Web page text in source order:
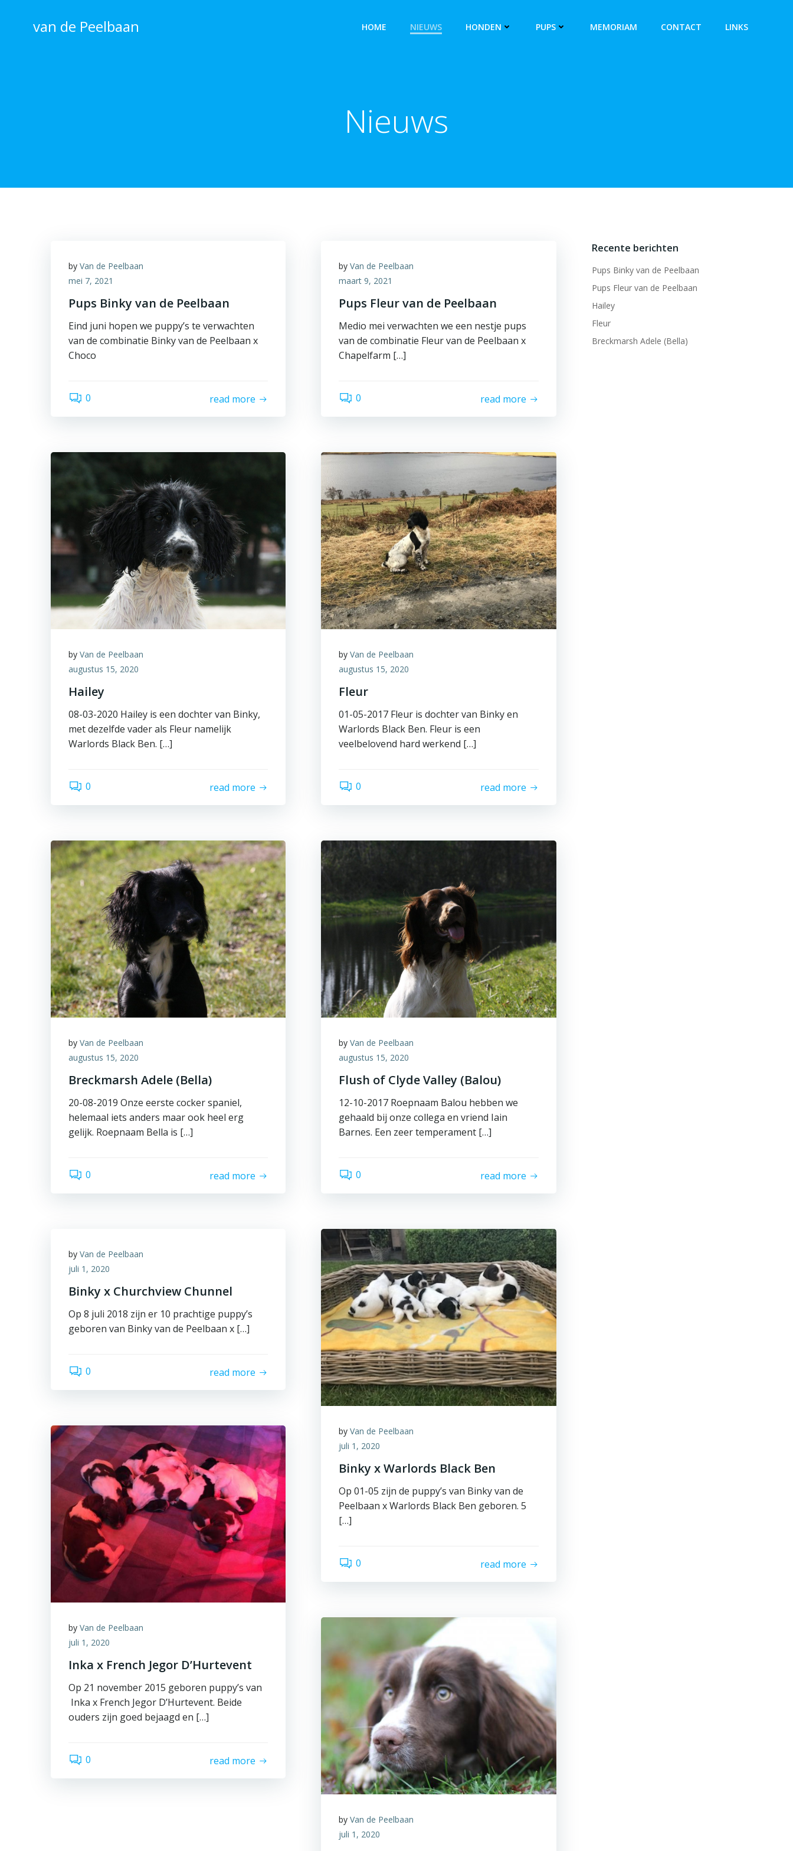
van de Peelbaan HOME NIEUWS HONDEN PUPS MEMORIAM CONTACT LINKS
Nieuws
by Van de Peelbaan
mei 7, 2021
Pups Binky van de Peelbaan
Eind juni hopen we puppy’s te verwachten
van de combinatie Binky van de Peelbaan x
Choco
0 read more
byVan de Peelbaan
maart 9, 2021
Pups Fleur van de Peelbaan
Medio mei verwachten we een nestje pups
van de combinatie Fleur van de Peelbaan x
Chapelfarm […]
0 read more
by Van de Peelbaan
augustus 15, 2020
Hailey
08-03-2020 Hailey is een dochter van Binky,
met dezelfde vader als Fleur namelijk
Warlords Black Ben. […]
0 read more
byVan de Peelbaan
augustus 15, 2020
Fleur
01-05-2017 Fleur is dochter van Binky en
Warlords Black Ben. Fleur is een
veelbelovend hard werkend […]
0 read more
by Van de Peelbaan
augustus 15, 2020
Breckmarsh Adele (Bella)
20-08-2019 Onze eerste cocker spaniel,
helemaal iets anders maar ook heel erg
gelijk. Roepnaam Bella is […]
0 read more
byVan de Peelbaan
augustus 15, 2020
Flush of Clyde Valley (Balou)
12-10-2017 Roepnaam Balou hebben we
gehaald bij onze collega en vriend Iain
Barnes. Een zeer temperament […]
0 read more
by Van de Peelbaan
juli 1, 2020
Binky x Churchview Chunnel
Op 8 juli 2018 zijn er 10 prachtige puppy’s
geboren van Binky van de Peelbaan x […]
0 read more
byVan de Peelbaan
juli 1, 2020
Binky x Warlords Black Ben
Op 01-05 zijn de puppy’s van Binky van de
Peelbaan x Warlords Black Ben geboren. 5
[…]
0 read more
by Van de Peelbaan
juli 1, 2020
Inka x French Jegor D’Hurtevent
Op 21 november 2015 geboren puppy’s van
Inka x French Jegor D’Hurtevent. Beide
ouders zijn goed bejaagd en […]
0 read more
byVan de Peelbaan
juli 1, 2020
Recente berichten
Pups Binky van de Peelbaan
Pups Fleur van de Peelbaan
Hailey
Fleur
Breckmarsh Adele (Bella)